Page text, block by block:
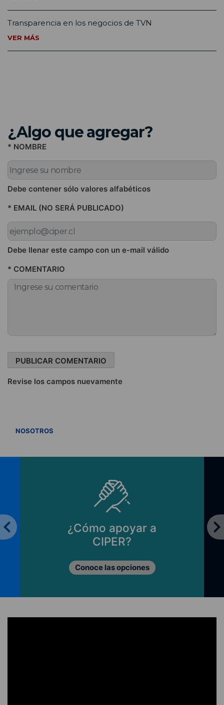
Transparencia en los negocios de TVN
VER MÁS
¿Algo que agregar?
* NOMBRE
Debe contener sólo valores alfabéticos
* EMAIL (NO SERÁ PUBLICADO)
Debe llenar este campo con un e-mail válido
* COMENTARIO
Revise los campos nuevamente
NOSOTROS
¿Cómo apoyar a
CIPER?
Conoce las opciones